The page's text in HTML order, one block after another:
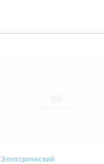
Электрический